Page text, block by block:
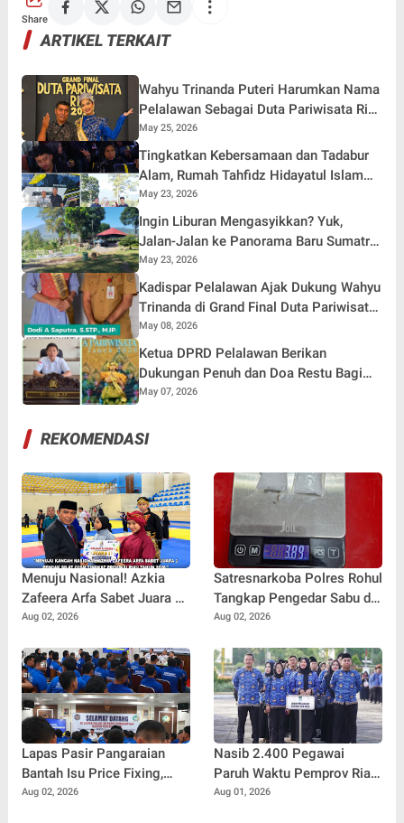
Share
ARTIKEL TERKAIT
Wahyu Trinanda Puteri Harumkan Nama
Pelalawan Sebagai Duta Pariwisata Riau
2026
May 25, 2026
Tingkatkan Kebersamaan dan Tadabur
Alam, Rumah Tahfidz Hidayatul Islam
Naga Beralih Gelar Wisata ke Sumatra
Barat
May 23, 2026
Ingin Liburan Mengasyikkan? Yuk,
Jalan-Jalan ke Panorama Baru Sumatra
Barat!
May 23, 2026
Kadispar Pelalawan Ajak Dukung Wahyu
Trinanda di Grand Final Duta Pariwisata
Riau 2026
May 08, 2026
Ketua DPRD Pelalawan Berikan
Dukungan Penuh dan Doa Restu Bagi
Wahyu Trinanda Puteri
May 07, 2026
REKOMENDASI
Menuju Nasional! Azkia
Zafeera Arfa Sabet Juara 1
Pencak Silat O2SN Tingkat
Aug 02, 2026
Satresnarkoba Polres Rohul
Tangkap Pengedar Sabu di
Ujung Batu, Sita Barang
Aug 02, 2026
Lapas Pasir Pangaraian
Bantah Isu Price Fixing,
Tegaskan Semua Layanan
Aug 02, 2026
Nasib 2.400 Pegawai
Paruh Waktu Pemprov Riau
Masih 'Gantung', Kapan
Aug 01, 2026